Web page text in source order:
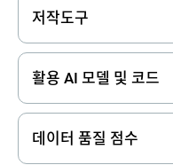
저작도구
활용 AI 모델 및 코드
데이터 품질 점수